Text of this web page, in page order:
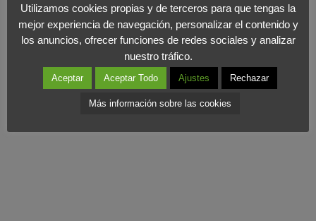
Utilizamos cookies propias y de terceros para que tengas la
mejor experiencia de navegación, personalizar el contenido y
los anuncios, ofrecer funciones de redes sociales y analizar
nuestro tráfico.
Aceptar Aceptar Todo Ajustes Rechazar
Más información sobre las cookies